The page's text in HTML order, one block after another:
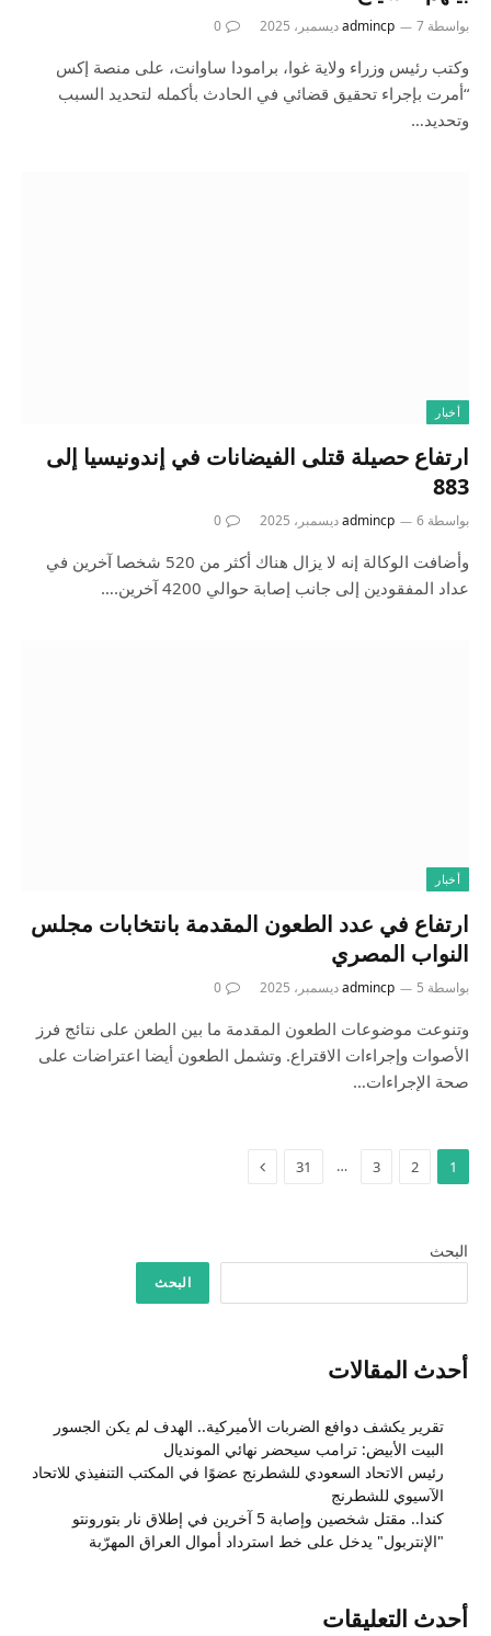
بواسطة admincp 7 ديسمبر، 2025 0
وكتب رئيس وزراء ولاية غوا، برامودا ساوانت، على منصة إكس
“أمرت بإجراء تحقيق قضائي في الحادث بأكمله لتحديد السبب
وتحديد…
أخبار
ارتفاع حصيلة قتلى الفيضانات في إندونيسيا إلى
883
بواسطة admincp 6 ديسمبر، 2025 0
وأضافت الوكالة إنه لا يزال هناك أكثر من 520 شخصا آخرين في
عداد المفقودين إلى جانب إصابة حوالي 4200 آخرين.…
أخبار
ارتفاع في عدد الطعون المقدمة بانتخابات مجلس
النواب المصري
بواسطة admincp 5 ديسمبر، 2025 0
وتنوعت موضوعات الطعون المقدمة ما بين الطعن على نتائج فرز
الأصوات وإجراءات الاقتراع. وتشمل الطعون أيضا اعتراضات على
صحة الإجراءات…
1
2
3
…
31 التالي
البحث
البحث
أحدث المقالات
تقرير يكشف دوافع الضربات الأميركية.. الهدف لم يكن الجسور
البيت الأبيض: ترامب سيحضر نهائي المونديال
رئيس الاتحاد السعودي للشطرنج عضوًا في المكتب التنفيذي للاتحاد
الآسيوي للشطرنج
كندا.. مقتل شخصين وإصابة 5 آخرين في إطلاق نار بتورونتو
"الإنتربول" يدخل على خط استرداد أموال العراق المهرّبة
أحدث التعليقات